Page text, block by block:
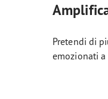
Pretendi di
emozionati